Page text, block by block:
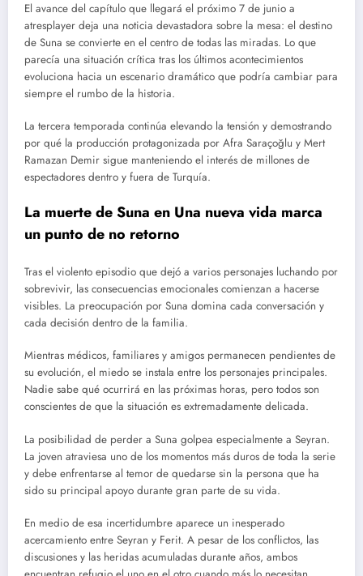
El avance del capítulo que llegará el próximo 7 de junio a
atresplayer deja una noticia devastadora sobre la mesa: el destino
de Suna se convierte en el centro de todas las miradas. Lo que
parecía una situación crítica tras los últimos acontecimientos
evoluciona hacia un escenario dramático que podría cambiar para
siempre el rumbo de la historia.
La tercera temporada continúa elevando la tensión y demostrando
por qué la producción protagonizada por Afra Saraçoğlu y Mert
Ramazan Demir sigue manteniendo el interés de millones de
espectadores dentro y fuera de Turquía.
La muerte de Suna en Una nueva vida marca
un punto de no retorno
Tras el violento episodio que dejó a varios personajes luchando por
sobrevivir, las consecuencias emocionales comienzan a hacerse
visibles. La preocupación por Suna domina cada conversación y
cada decisión dentro de la familia.
Mientras médicos, familiares y amigos permanecen pendientes de
su evolución, el miedo se instala entre los personajes principales.
Nadie sabe qué ocurrirá en las próximas horas, pero todos son
conscientes de que la situación es extremadamente delicada.
La posibilidad de perder a Suna golpea especialmente a Seyran.
La joven atraviesa uno de los momentos más duros de toda la serie
y debe enfrentarse al temor de quedarse sin la persona que ha
sido su principal apoyo durante gran parte de su vida.
En medio de esa incertidumbre aparece un inesperado
acercamiento entre Seyran y Ferit. A pesar de los conflictos, las
discusiones y las heridas acumuladas durante años, ambos